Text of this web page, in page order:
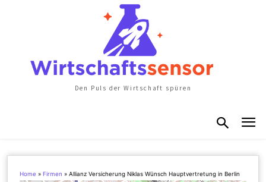
Den Puls der Wirtschaft spüren
Home » Firmen »Allianz Versicherung Niklas Wünsch Hauptvertretung in Berlin